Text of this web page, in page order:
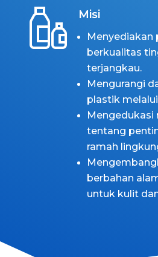
Misi
Menyediakan
berkualitas
terjangkau.
Mengurangi
plastik
Mengedukasi
tentang
ramah
berbahan
untuk kulit